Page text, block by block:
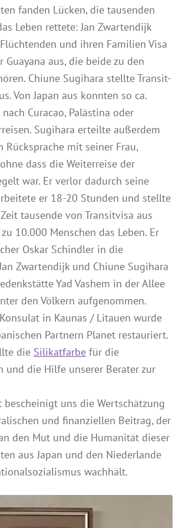
Drechsler
Shabby Chic
fanden Lücken, die tausenden
Leben rettete: Jan Zwartendijk
und ihren Familien Visa
Guayana aus, die beide zu den
Chiune Sugihara stellte Transit-
Von Japan aus konnten so ca.
Curacao, Palästina oder
Sugihara erteilte außerdem
Rücksprache mit seiner Frau,
dass die Weiterreise der
war. Er verlor dadurch seine
er 18-20 Stunden und stellte
tausende von Transitvisa aus
10.000 Menschen das Leben. Er
Oskar Schindler in die
Zwartendijk und Chiune Sugihara
Yad Vashem in der Allee
den Völkern aufgenommen.
in Kaunas / Litauen wurde
Partnern Planet restauriert.
die Silikatfarbe für die
und die Hilfe unserer Berater zur
bescheinigt uns die Wertschätzung
und finanziellen Beitrag, der
den Mut und die Humanität dieser
aus Japan und den Niederlande
wachhält.